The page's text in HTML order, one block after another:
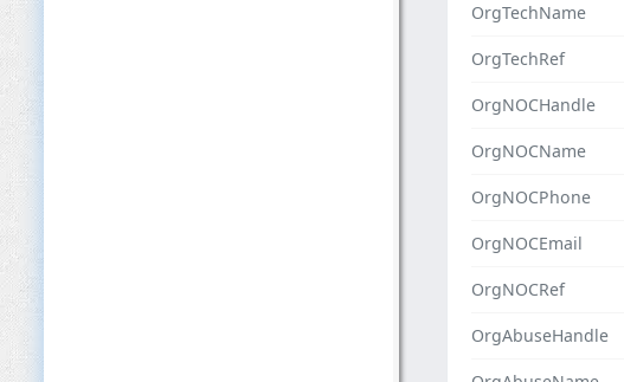
OrgTechName
OrgTechRef
OrgNOCHandle
OrgNOCName
OrgNOCPhone
OrgNOCEmail
OrgNOCRef
OrgAbuseHandle